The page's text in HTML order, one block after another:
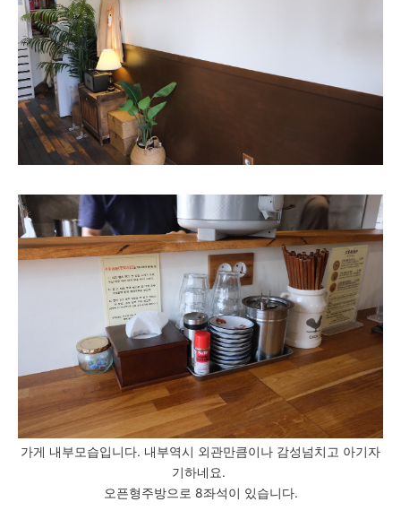
가게 내부모습입니다. 내부역시 외관만큼이나 감성넘치고 아기자
기하네요.
오픈형주방으로 8좌석이 있습니다.